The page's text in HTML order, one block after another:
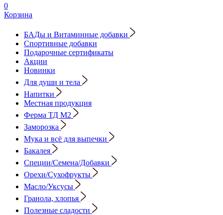
0
Корзина
БАДы и Витаминные добавки
Спортивные добавки
Подарочные сертификаты
Акции
Новинки
Для души и тела
Напитки
Местная продукция
Ферма ТД М2
Заморозка
Мука и всё для выпечки
Бакалея
Специи/Семена/Добавки
Орехи/Сухофрукты
Масло/Уксусы
Гранола, хлопья
Полезные сладости